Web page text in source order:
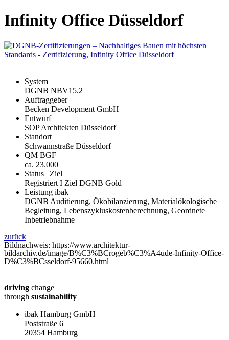
Infinity Office Düsseldorf
System
DGNB NBV15.2
Auftraggeber
Becken Development GmbH
Entwurf
SOP Architekten Düsseldorf
Standort
Schwannstraße Düsseldorf
QM BGF
ca. 23.000
Status | Ziel
Registriert I Ziel DGNB Gold
Leistung ibak
DGNB Auditierung, Ökobilanzierung, Materialökologische
Begleitung, Lebenszykluskostenberechnung, Geordnete
Inbetriebnahme
zurück
Bildnachweis: https://www.architektur-
bildarchiv.de/image/B%C3%BCrogeb%C3%A4ude-Infinity-Office-
D%C3%BCsseldorf-95660.html
driving change
through sustainability
ibak Hamburg GmbH
Poststraße 6
20354 Hamburg